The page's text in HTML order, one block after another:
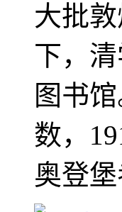
大批
下，
图书
数，
奥登